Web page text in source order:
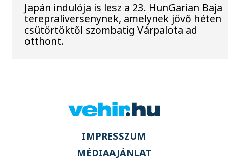
Japán indulója is lesz a 23. HunGarian Baja
terepraliversenynek, amelynek jövő héten
csütörtöktől szombatig Várpalota ad
otthont.
IMPRESSZUM
MÉDIAAJÁNLAT